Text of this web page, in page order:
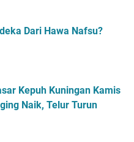
Dari Hawa Nafsu?
Kepuh Kuningan Kamis
Naik, Telur Turun